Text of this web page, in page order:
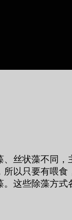
丝状藻不同
以只要有喂
这些除藻方